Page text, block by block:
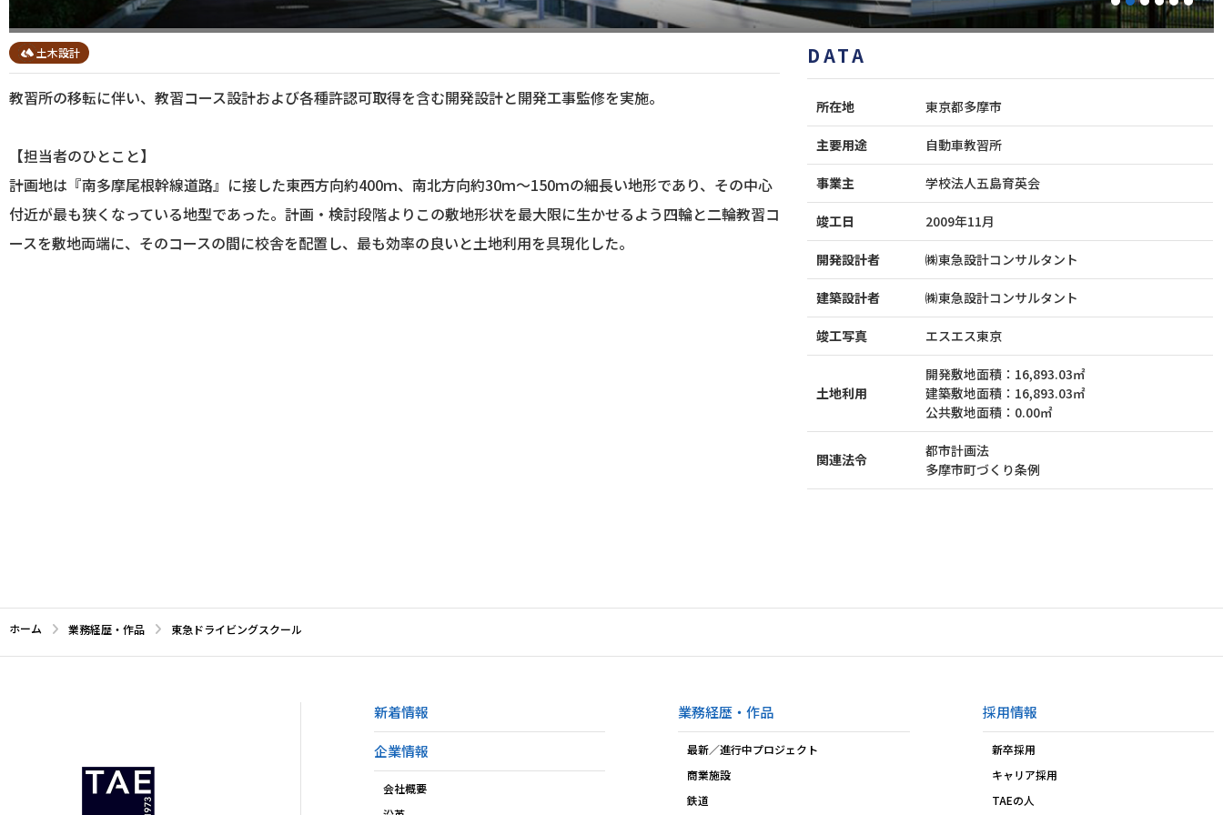
1 2 3 4 5 6
土木設計
教習所の移転に伴い、教習コース設計および各種許認可取得を含む開発設計と開発工事監修を実施。
【担当者のひとこと】
計画地は『南多摩尾根幹線道路』に接した東西方向約400ｍ、南北方向約30ｍ～150ｍの細長い地形であり、その中心
付近が最も狭くなっている地型であった。計画・検討段階よりこの敷地形状を最大限に生かせるよう四輪と二輪教習コ
ースを敷地両端に、そのコースの間に校舎を配置し、最も効率の良いと土地利用を具現化した。
DATA
所在地 東京都多摩市
主要用途 自動車教習所
事業主 学校法人五島育英会
竣工日 2009年11月
開発設計者 ㈱東急設計コンサルタント
建築設計者 ㈱東急設計コンサルタント
竣工写真 エスエス東京
土地利用
開発敷地面積：16,893.03㎡
建築敷地面積：16,893.03㎡
公共敷地面積：0.00㎡
関連法令
都市計画法
多摩市町づくり条例
ホーム 業務経歴・作品 東急ドライビングスクール
新着情報
企業情報
会社概要
業務経歴・作品
最新／進行中プロジェクト
商業施設
鉄道
採用情報
新卒採用
キャリア採用
TAEの人